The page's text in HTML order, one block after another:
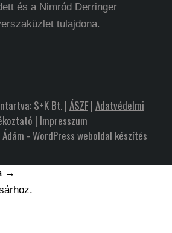
és a Nimród Derringer
tulajdona.
S+K Bt. | ÁSZF| Adatvédelmi
| Impresszum
- WordPress weboldal készítés
→